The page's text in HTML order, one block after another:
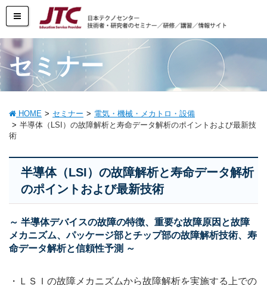
セミナー
HOME セミナー
電気・機械・メカトロ・設備
半導体（LSI）の故障解析と寿命データ解析のポイントおよび最新技
術
半導体（LSI）の故障解析と寿命データ解析
のポイントおよび最新技術
～ 半導体デバイスの故障の特徴、重要な故障原因と故障
メカニズム、パッケージ部とチップ部の故障解析技術、寿
命データ解析と信頼性予測 ～
・ＬＳＩの故障メカニズムから故障解析を実施する上での